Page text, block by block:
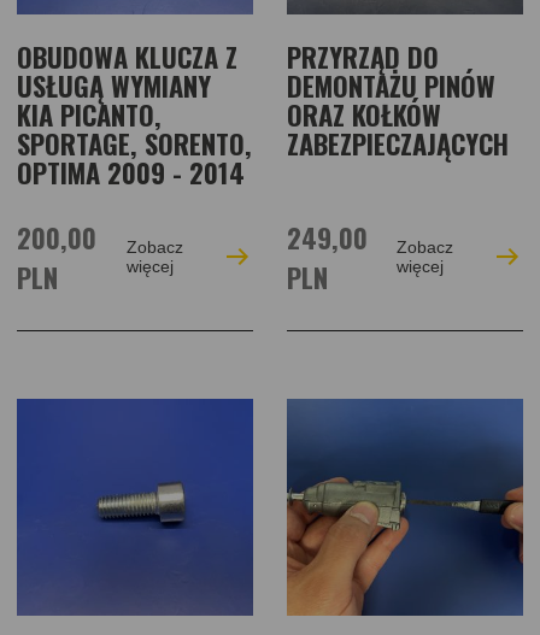
OBUDOWA KLUCZA Z
USŁUGĄ WYMIANY
KIA PICANTO,
SPORTAGE, SORENTO,
OPTIMA 2009 - 2014
200,00
PLN
Zobacz
więcej
PRZYRZĄD DO
DEMONTAŻU PINÓW
ORAZ KOŁKÓW
ZABEZPIECZAJĄCYCH
249,00
PLN
Zobacz
więcej